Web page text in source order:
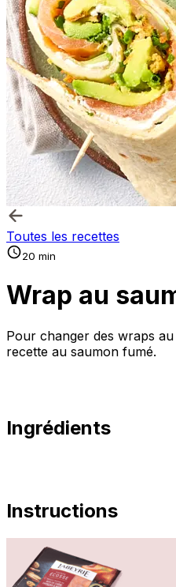
Toutes les recettes
20 min
Wrap au
Pour changer des wraps
recette au saumon fumé.
Ingrédients
Instructions